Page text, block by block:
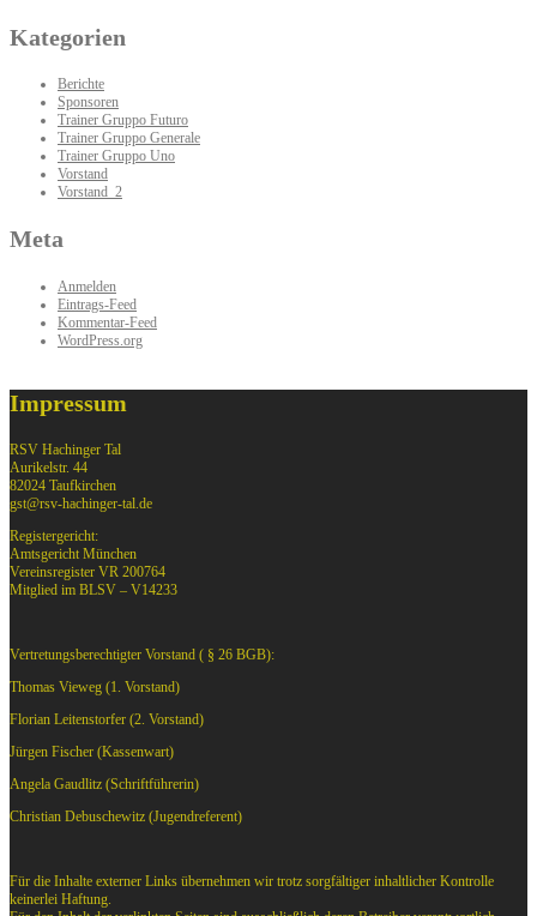
Kategorien
Berichte
Sponsoren
Trainer Gruppo Futuro
Trainer Gruppo Generale
Trainer Gruppo Uno
Vorstand
Vorstand_2
Meta
Anmelden
Eintrags-Feed
Kommentar-Feed
WordPress.org
Impressum
RSV Hachinger Tal
Aurikelstr. 44
82024 Taufkirchen
gst@rsv-hachinger-tal.de
Registergericht:
Amtsgericht München
Vereinsregister VR 200764
Mitglied im BLSV – V14233
Vertretungsberechtigter Vorstand ( § 26 BGB):
Thomas Vieweg (1. Vorstand)
Florian Leitenstorfer (2. Vorstand)
Jürgen Fischer (Kassenwart)
Angela Gaudlitz (Schriftführerin)
Christian Debuschewitz (Jugendreferent)
Für die Inhalte externer Links übernehmen wir trotz sorgfältiger inhaltlicher Kontrolle
keinerlei Haftung.